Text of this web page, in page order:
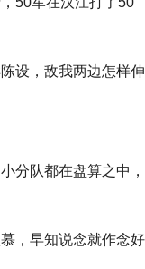
设，敌我两边怎样伸
分队都在盘算之中，
，早知说念就作念好